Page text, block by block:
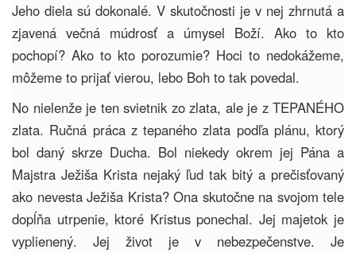
Jeho diela sú dokonalé. V skutočnosti je v nej zhrnutá a
zjavená večná múdrosť a úmysel Boží. Ako to kto
pochopí? Ako to kto porozumie? Hoci to nedokážeme,
môžeme to prijať vierou, lebo Boh to tak povedal.
No nielenže je ten svietnik zo zlata, ale je z TEPANÉHO
zlata. Ručná práca z tepaného zlata podľa plánu, ktorý
bol daný skrze Ducha. Bol niekedy okrem jej Pána a
Majstra Ježiša Krista nejaký ľud tak bitý a prečisťovaný
ako nevesta Ježiša Krista? Ona skutočne na svojom tele
dopĺňa utrpenie, ktoré Kristus ponechal. Jej majetok je
vyplienený. Jej život je v nebezpečenstve. Je